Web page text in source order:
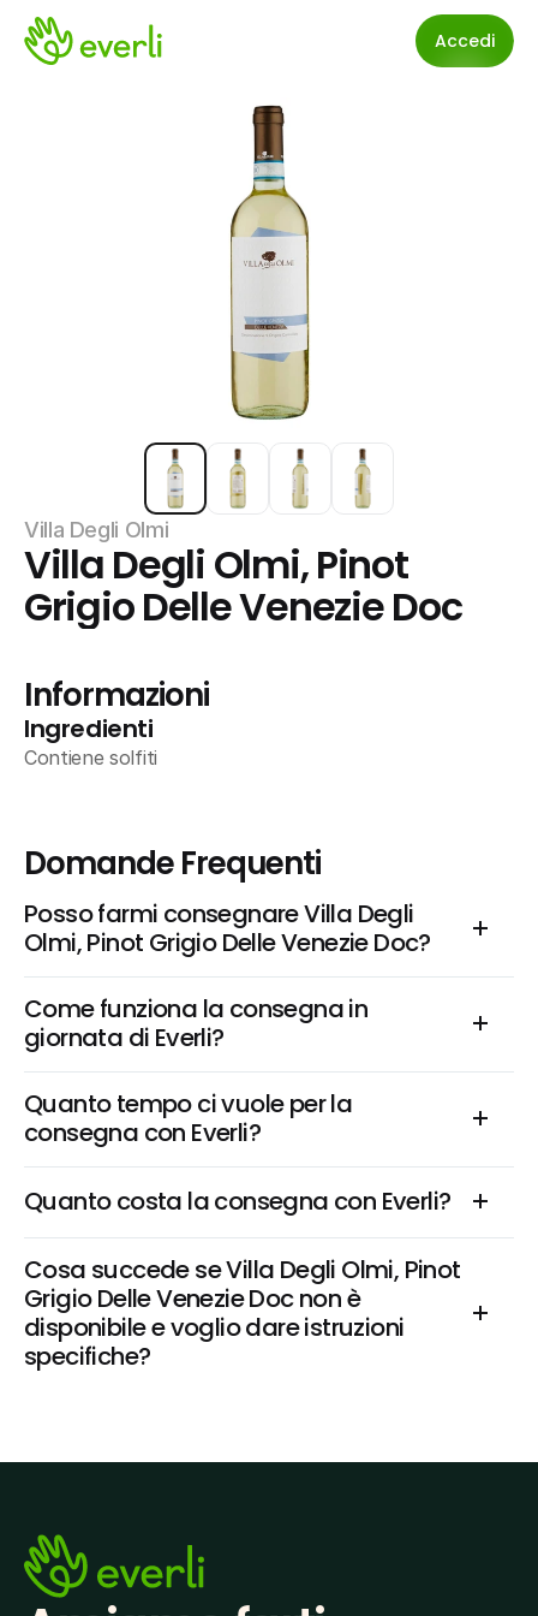
Accedi
Villa Degli Olmi
Villa Degli Olmi, Pinot
Grigio Delle Venezie Doc
Informazioni
Ingredienti
Contiene solfiti
Domande Frequenti
Posso farmi consegnare Villa Degli
Olmi, Pinot Grigio Delle Venezie Doc?
Come funziona la consegna in
giornata di Everli?
Quanto tempo ci vuole per la
consegna con Everli?
Quanto costa la consegna con Everli?
Cosa succede se Villa Degli Olmi, Pinot
Grigio Delle Venezie Doc non è
disponibile e voglio dare istruzioni
specifiche?